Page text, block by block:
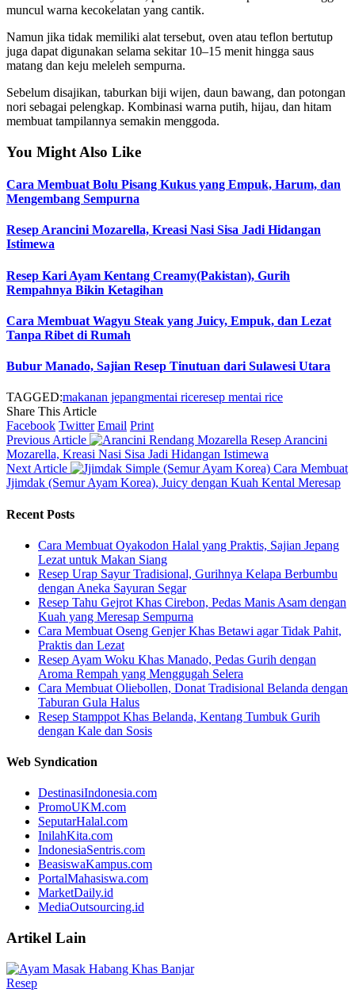
muncul warna kecokelatan yang cantik.
Namun jika tidak memiliki alat tersebut, oven atau teflon bertutup
juga dapat digunakan selama sekitar 10–15 menit hingga saus
matang dan keju meleleh sempurna.
Sebelum disajikan, taburkan biji wijen, daun bawang, dan potongan
nori sebagai pelengkap. Kombinasi warna putih, hijau, dan hitam
membuat tampilannya semakin menggoda.
You Might Also Like
Cara Membuat Bolu Pisang Kukus yang Empuk, Harum, dan
Mengembang Sempurna
Resep Arancini Mozarella, Kreasi Nasi Sisa Jadi Hidangan
Istimewa
Resep Kari Ayam Kentang Creamy(Pakistan), Gurih
Rempahnya Bikin Ketagihan
Cara Membuat Wagyu Steak yang Juicy, Empuk, dan Lezat
Tanpa Ribet di Rumah
Bubur Manado, Sajian Resep Tinutuan dari Sulawesi Utara
TAGGED:makanan jepangmentai riceresep mentai rice
Share This Article
Facebook Twitter Email Print
Previous Article
Resep Arancini
Mozarella, Kreasi Nasi Sisa Jadi Hidangan Istimewa
Next Article
Cara Membuat
Jjimdak (Semur Ayam Korea), Juicy dengan Kuah Kental Meresap
Recent Posts
Cara Membuat Oyakodon Halal yang Praktis, Sajian Jepang
Lezat untuk Makan Siang
Resep Urap Sayur Tradisional, Gurihnya Kelapa Berbumbu
dengan Aneka Sayuran Segar
Resep Tahu Gejrot Khas Cirebon, Pedas Manis Asam dengan
Kuah yang Meresap Sempurna
Cara Membuat Oseng Genjer Khas Betawi agar Tidak Pahit,
Praktis dan Lezat
Resep Ayam Woku Khas Manado, Pedas Gurih dengan
Aroma Rempah yang Menggugah Selera
Cara Membuat Oliebollen, Donat Tradisional Belanda dengan
Taburan Gula Halus
Resep Stamppot Khas Belanda, Kentang Tumbuk Gurih
dengan Kale dan Sosis
Web Syndication
DestinasiIndonesia.com
PromoUKM.com
SeputarHalal.com
InilahKita.com
IndonesiaSentris.com
BeasiswaKampus.com
PortalMahasiswa.com
MarketDaily.id
MediaOutsourcing.id
Artikel Lain
Resep